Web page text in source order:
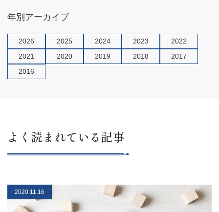
年別アーカイブ
2026 2025 2024 2023
2022
2021
2020 2019 2018
2017
2016
よく読まれている記事
2020.11.16